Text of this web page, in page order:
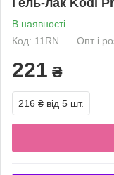
В наявності
Код: 11RN
Опт і
221 ₴
216 ₴ від 5 шт.